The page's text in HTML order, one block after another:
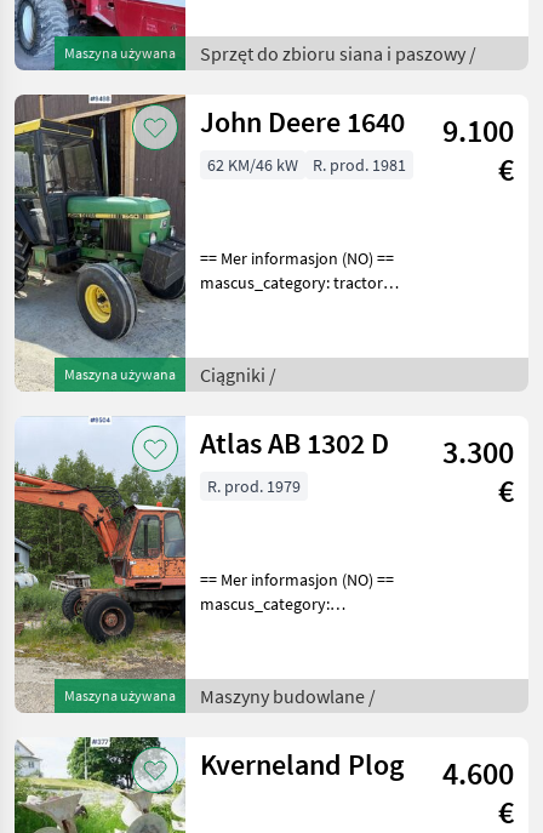
Maszyna używana
upon request: 9506 See
en.landbrukssalg.no/9506
Sprzęt do zbioru siana i paszowy /
Maszyna używana
John Deere 1640
9.100
€
62 KM/46 kW R. prod. 1981
== Mer informasjon (NO) ==
mascus_category: tractors
See
en.landbrukssalg.no/9498
Specification
Ciągniki /
Maszyna używana
Atlas AB 1302 D
3.300
€
R. prod. 1979
== Mer informasjon (NO) ==
mascus_category:
request: 9504 See
en.landbrukssalg.no/9504
Maszyny budowlane /
Kverneland Plog
4.600
€